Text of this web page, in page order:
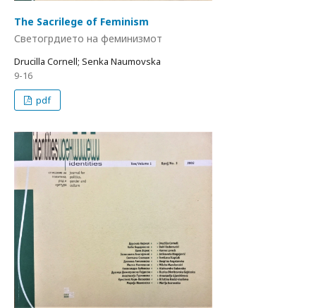
The Sacrilege of Feminism
Светогрдието на феминизмот
Drucilla Cornell; Senka Naumovska
9-16
pdf